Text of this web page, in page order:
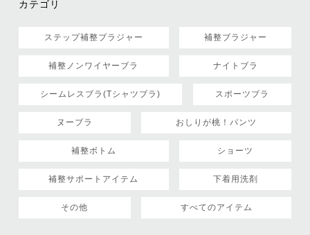
カテゴリ
ステップ補整ブラジャー 補整ブラジャー
補整ノンワイヤーブラ ナイトブラ
シームレスブラ(Tシャツブラ) スポーツブラ
ヌーブラ おしりが桃！パンツ
補整ボトム ショーツ
補整サポートアイテム 下着用洗剤
その他 すべてのアイテム